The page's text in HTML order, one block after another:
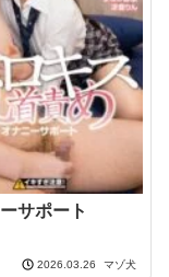
サポート
2026.03.26 マゾ犬